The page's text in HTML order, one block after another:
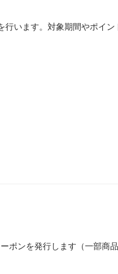
います。対象期間やポイ
ンを発行します（一部商